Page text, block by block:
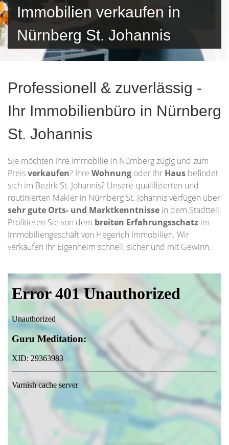
Immobilien verkaufen in
Nürnberg St. Johannis
Professionell & zuverlässig -
Ihr Immobilienbüro in Nürnberg
St. Johannis
Sie möchten Ihre Immobilie in Nürnberg zügig und zum
Preisverkaufen? Ihre Wohnung oder Ihr Haus befindet
sich im Bezirk St. Johannis? Unsere qualifizierten und
routinierten Makler in Nürnberg St. Johannis verfügen über
sehr gute Orts- und Marktkenntnisse in dem Stadtteil.
Profitieren Sie von dem breiten Erfahrungsschatz im
Immobiliengeschäft von Hegerich Immobilien. Wir
verkaufen Ihr Eigenheim schnell, sicher und mit Gewinn.